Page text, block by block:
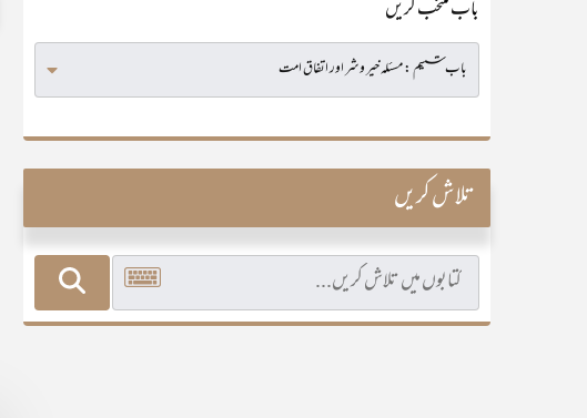
باب منتخب کریں
تلاش کریں